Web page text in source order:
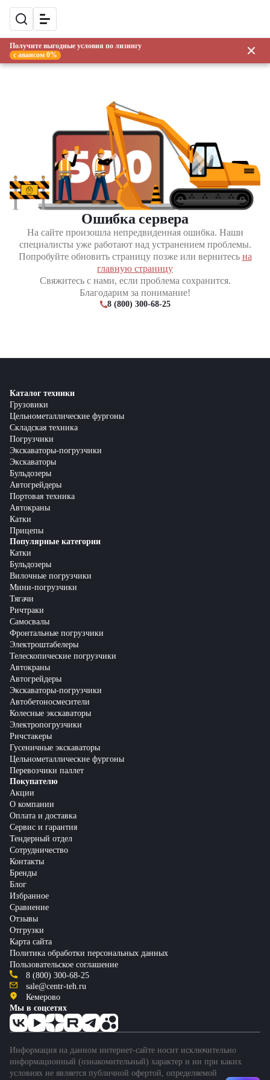
Получите выгодные условия по лизингу
с авансом 0%
Ошибка сервера
На сайте произошла непредвиденная ошибка. Наши
специалисты уже работают над устранением проблемы.
Попробуйте обновить страницу позже или вернитесь на
главную страницу
Свяжитесь с нами, если проблема сохранится.
Благодарим за понимание!
8 (800) 300-68-25
Каталог техники
Грузовики
Цельнометаллические фургоны
Складская техника
Погрузчики
Экскаваторы-погрузчики
Экскаваторы
Бульдозеры
Автогрейдеры
Портовая техника
Автокраны
Катки
Прицепы
Популярные категории
Катки
Бульдозеры
Вилочные погрузчики
Мини-погрузчики
Тягачи
Ричтраки
Самосвалы
Фронтальные погрузчики
Электроштабелеры
Телескопические погрузчики
Автокраны
Автогрейдеры
Экскаваторы-погрузчики
Автобетоносмесители
Колесные экскаваторы
Электропогрузчики
Ричстакеры
Гусеничные экскаваторы
Цельнометаллические фургоны
Перевозчики паллет
Покупателю
Акции
О компании
Оплата и доставка
Сервис и гарантия
Тендерный отдел
Сотрудничество
Контакты
Бренды
Блог
Избранное
Сравнение
Отзывы
Отгрузки
Карта сайта
Политика обработки персональных данных
Пользовательское соглашение
8 (800) 300-68-25
sale@centr-teh.ru
Кемерово
Мы в соцсетях
Информация на данном интернет-сайте носит исключительно
информационный (ознакомительный) характер и ни при каких
условиях не является публичной офертой, определяемой